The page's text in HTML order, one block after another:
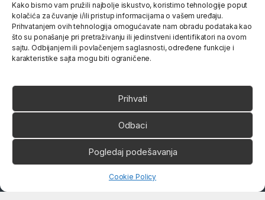
Kako bismo vam pružili najbolje iskustvo, koristimo tehnologije poput
kolačića za čuvanje i/ili pristup informacijama o vašem uređaju.
Prihvatanjem ovih tehnologija omogućavate nam obradu podataka kao
što su ponašanje pri pretraživanju ili jedinstveni identifikatori na ovom
sajtu. Odbijanjem ili povlačenjem saglasnosti, određene funkcije i
karakteristike sajta mogu biti ograničene.
Prihvati
Odbaci
Pogledaj podešavanja
Cookie Policy
Popularne kategorije
O nama
Ukoliko imate neko pitanje,
slobodno nas pozovite
066 80 81 263